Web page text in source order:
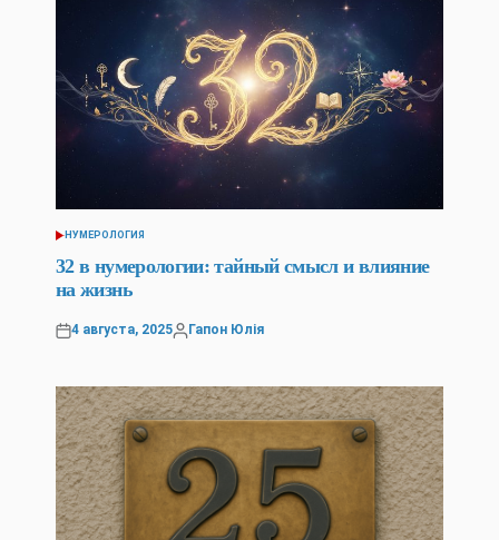
POSTED
IN
НУМЕРОЛОГИЯ
32 в нумерологии: тайный смысл и влияние
на жизнь
Posted
4 августа, 2025
Posted
Гапон Юлія